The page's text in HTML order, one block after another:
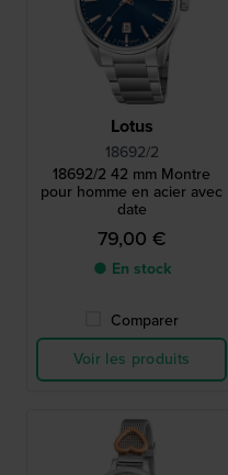
Lotus
18692/2
18692/2 42 mm Montre
pour homme en acier avec
date
79,00 €
● En stock
Comparer
Voir les produits